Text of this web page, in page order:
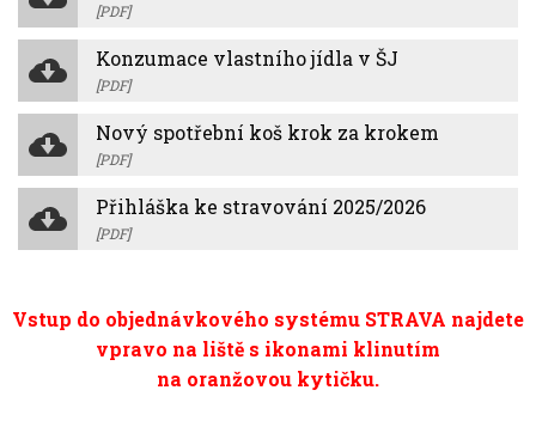
[PDF]
Konzumace vlastního jídla v ŠJ
[PDF]
Nový spotřební koš krok za krokem
[PDF]
Přihláška ke stravování 2025/2026
[PDF]
Vstup do objednávkového systému STRAVA najdete
vpravo na liště s ikonami klinutím
na oranžovou kytičku.